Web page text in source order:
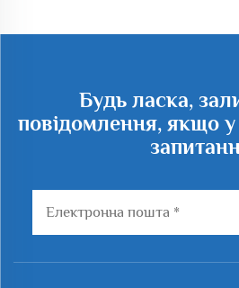
Будь ласка,
повідомлення, якщо